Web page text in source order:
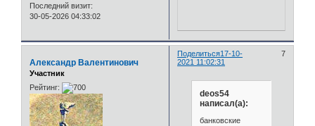
Последний визит:
30-05-2026 04:33:02
Поделиться 7
17-10-
2021 11:02:31
Александр Валентинович
Участник
Рейтинг:
deos54
написал(а):
банковские